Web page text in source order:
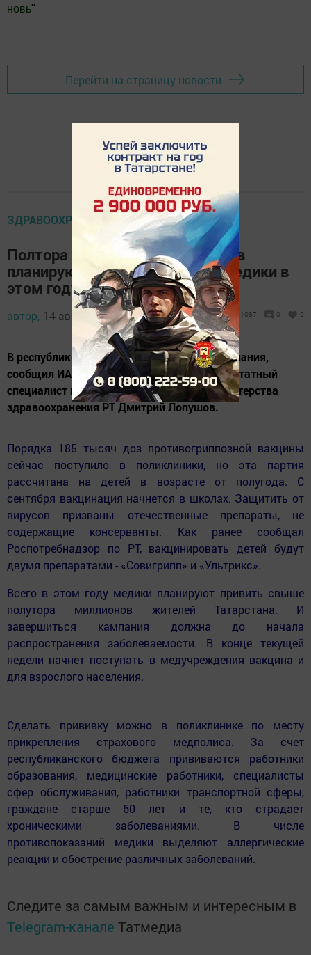
новь"
Перейти на страницу новости
ЗДРАВООХРАНЕНИЕ
Полтора миллиона татарстанцев
планируют привить от гриппа медики в
этом году
автор, 14 августа 2017 - 10:37 1087 0 0
В республике стартовала прививочная кампания,
сообщил ИА «Татар-информ» главный внештатный
специалист по иммунопрофилактике министерства
здравоохранения РТ Дмитрий Лопушов.
Порядка 185 тысяч доз противогриппозной вакцины
сейчас поступило в поликлиники, но эта партия
рассчитана на детей в возрасте от полугода. С
сентября вакцинация начнется в школах. Защитить от
вирусов призваны отечественные препараты, не
содержащие консерванты. Как ранее сообщал
Роспотребнадзор по РТ, вакцинировать детей будут
двумя препаратами - «Совигрипп» и «Ультрикс».
Всего в этом году медики планируют привить свыше
полутора миллионов жителей Татарстана. И
завершиться кампания должна до начала
распространения заболеваемости. В конце текущей
недели начнет поступать в медучреждения вакцина и
для взрослого населения.
Сделать прививку можно в поликлинике по месту
прикрепления страхового медполиса. За счет
республиканского бюджета прививаются работники
образования, медицинские работники, специалисты
сфер обслуживания, работники транспортной сферы,
граждане старше 60 лет и те, кто страдает
хроническими заболеваниями. В числе
противопоказаний медики выделяют аллергические
реакции и обострение различных заболеваний.
Следите за самым важным и интересным в
Telegram-канале Татмедиа